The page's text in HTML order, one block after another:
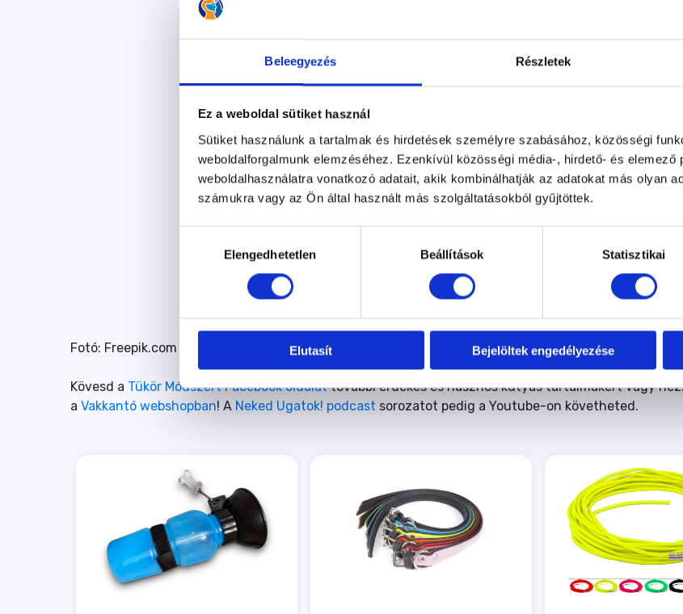
Beleegyezés Részletek
Ez a weboldal sütiket használ
Sütiket használunk a tartalmak és hirdetések személyre szabásához, közösségi
weboldalforgalmunk elemzéséhez. Ezenkívül közösségi média-, hirdető- és elemező
weboldalhasználatra vonatkozó adatait, akik kombinálhatják az adatokat más olyan
számukra vagy az Ön által használt más szolgáltatásokból gyűjtöttek.
kiválasztásaElengedhetetlen Beállítások Statisztikai
Elutasít Bejelöltek engedélyezése
Fotó: Freepik.com
Kövesd a Tükör Módszert Facebook oldaláttovábbi érdekes és hasznos kutyás tartalmakért vagy
a Vakkantó webshopban! A Neked Ugatok! podcast sorozatot pedig a Youtube-on követheted.